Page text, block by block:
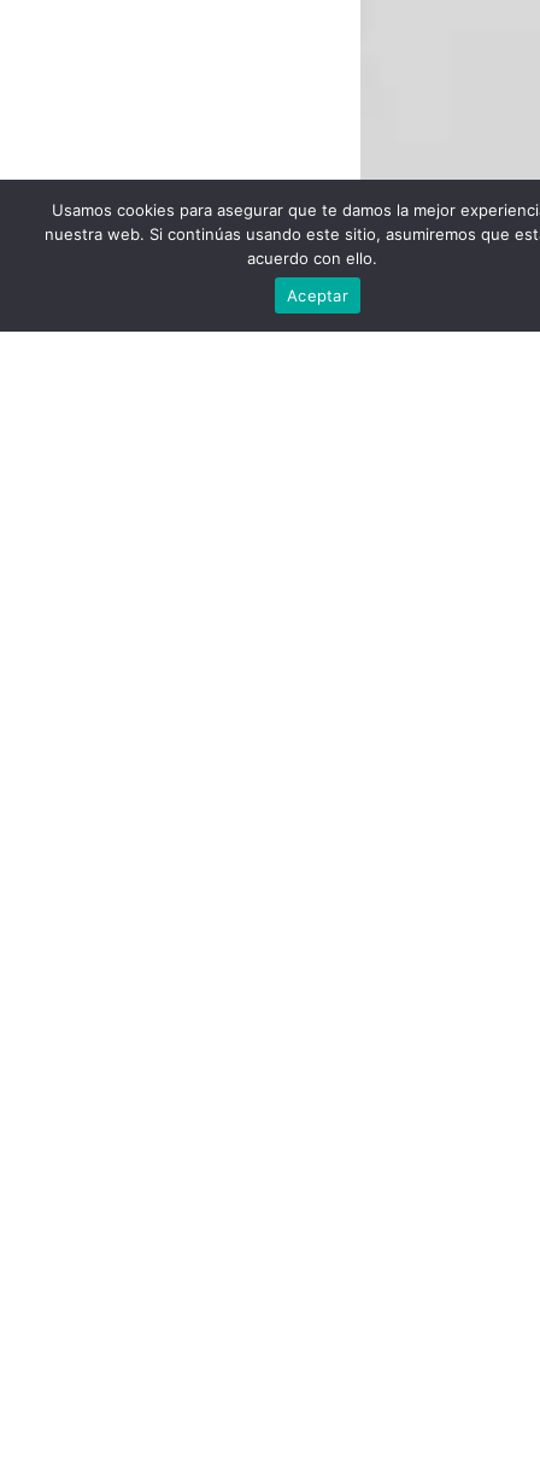
Usamos cookies para asegurar que te damos la mejor
nuestra web. Si continúas usando este sitio, asumiremos que
acuerdo con ello.
Aceptar